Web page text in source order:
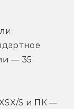
— 35
S и ПК —